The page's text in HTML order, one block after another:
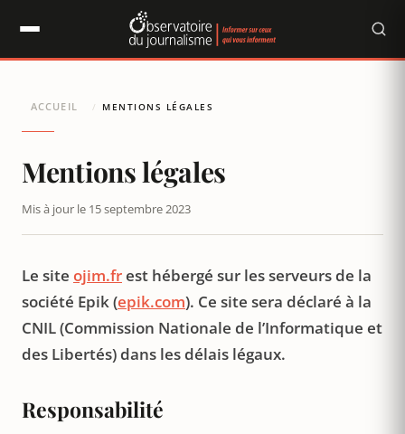
ACCUEIL / MENTIONS LÉGALES
Mentions légales
Mis à jour le 15 septembre 2023
Le site ojim.fr est hébergé sur les serveurs de la
société Epik (epik.com). Ce site sera déclaré à la
CNIL (Commission Nationale de l’Informatique et
des Libertés) dans les délais légaux.
Responsabilité
Panneau de gestion des cookies